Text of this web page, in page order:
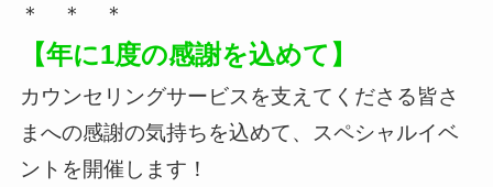
＊ ＊ ＊
【年に1度の感謝を込めて】
カウンセリングサービスを支えてくださる皆さ
まへの感謝の気持ちを込めて、スペシャルイベ
ントを開催します！